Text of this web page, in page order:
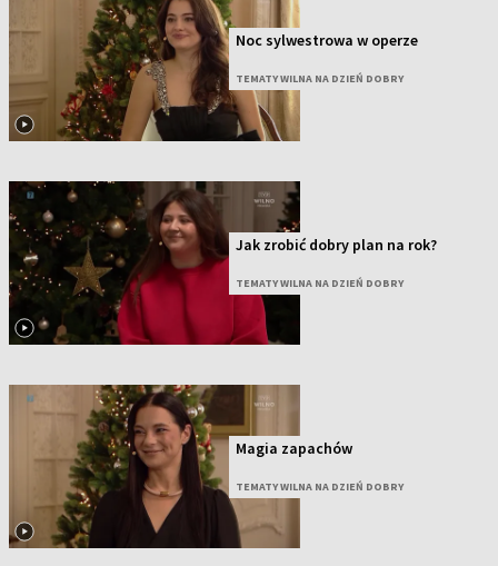
Noc sylwestrowa w operze
TEMATY WILNA NA DZIEŃ DOBRY
Jak zrobić dobry plan na rok?
TEMATY WILNA NA DZIEŃ DOBRY
Magia zapachów
TEMATY WILNA NA DZIEŃ DOBRY